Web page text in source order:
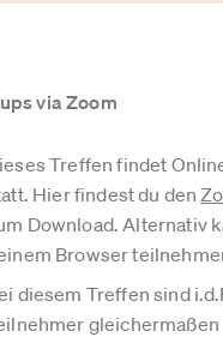
via Zoom
Treffen findet
Hier findest du den
Download. Alternativ
Browser
diesem Treffen sind
gleichermaßen